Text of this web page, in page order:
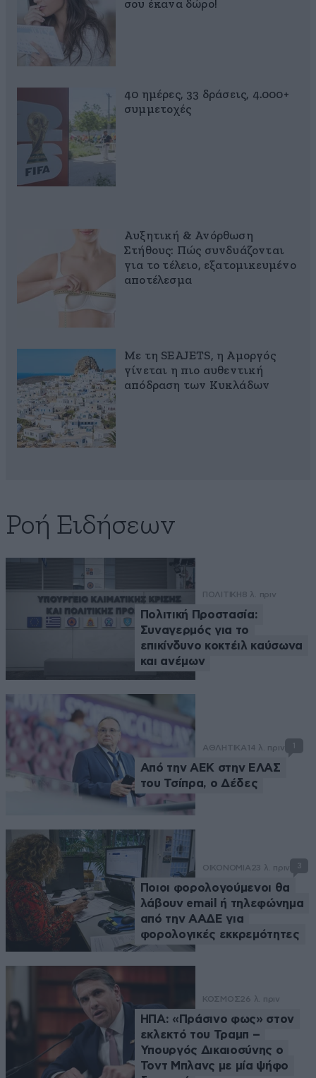
σου έκανα δώρο!
40 ημέρες, 33 δράσεις, 4.000+
συμμετοχές
Αυξητική & Ανόρθωση
Στήθους: Πώς συνδυάζονται
για το τέλειο, εξατομικευμένο
αποτέλεσμα
Με τη SEAJETS, η Αμοργός
γίνεται η πιο αυθεντική
απόδραση των Κυκλάδων
Ροή Ειδήσεων
ΠΟΛΙΤΙΚΗ8 λ. πριν
Πολιτική Προστασία:
Συναγερμός για το
επικίνδυνο κοκτέιλ καύσωνα
και ανέμων
ΑΘΛΗΤΙΚΑ 14 λ. πριν 1
Από την ΑΕΚ στην ΕΛΑΣ
του Τσίπρα, ο Δέδες
ΟΙΚΟΝΟΜΙΑ23 λ. πριν 3
Ποιοι φορολογούμενοι θα
λάβουν email ή τηλεφώνημα
από την ΑΑΔΕ για
φορολογικές εκκρεμότητες
ΚΟΣΜΟΣ26 λ. πριν
ΗΠΑ: «Πράσινο φως» στον
εκλεκτό του Τραμπ –
Υπουργός Δικαιοσύνης ο
Τοντ Μπλανς με μία ψήφο